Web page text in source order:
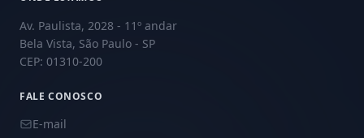
Av. Paulista, 2028 - 11º andar
Bela Vista, São Paulo - SP
CEP: 01310-200
FALE CONOSCO
E-mail